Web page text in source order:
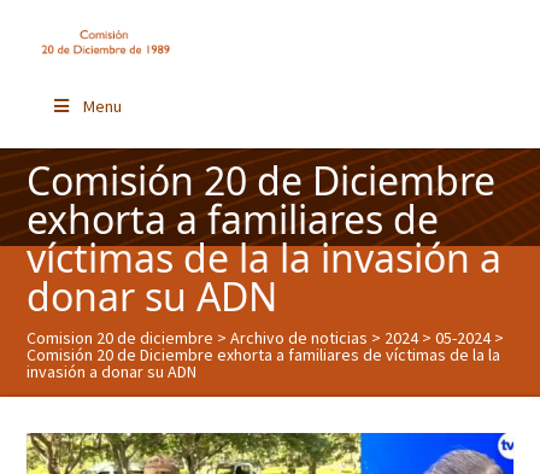
Menu
Comisión 20 de Diciembre
exhorta a familiares de
víctimas de la la invasión a
donar su ADN
Comision 20 de diciembre >Archivo de noticias > 2024>05-2024>
Comisión 20 de Diciembre exhorta a familiares de víctimas de la la
invasión a donar su ADN